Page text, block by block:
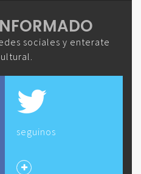
sociales y enterate
seguinos